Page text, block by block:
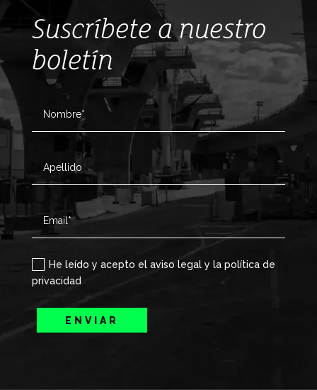
Suscríbete a nuestro
boletín
He leído y acepto el aviso legal y la política de
privacidad
ENVIAR